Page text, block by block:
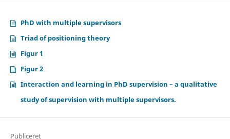
PhD with multiple supervisors
Triad of positioning theory
Figur 1
Figur 2
Interaction and learning in PhD supervision – a qualitative
study of supervision with multiple supervisors.
Publiceret